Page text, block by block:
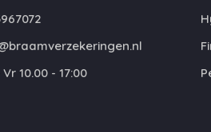
10.00 - 17:00